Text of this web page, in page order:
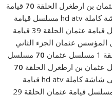
بن ارطغرل الحلقة 70 قيامة
عثمان الحلقة 19 مترجمة عربي شاشة كاملة hd atv مسلسل قيامة
مسلسل قيامة عثمان الحلقة 39 قيامة
مسلسل المؤسس عثمان الجزء الثاني
70 مسلسل
70
مترجمة عربي شاشة كاملة hd atv قيامة
عثمان الحلقة 13 عثمان الحلقة 67 مسلسل قيامة عثمان الحلقة 29